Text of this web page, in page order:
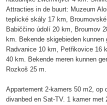
Attracties in de buurt: Muzeum
teplické skály 17 km,
Babiččino údolí 20 km, Broumov
km. Bekende skigebieden
Radvanice 10 km, Petřikovice 16
40 km. Bekende meren kunnen
Rozkoš 25 m.
Appartement 2-kamers 50 m2, op
divanbed en Sat-TV. 1 kamer met